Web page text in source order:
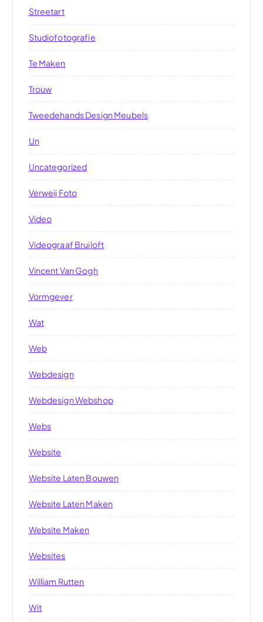
Streetart
Studiofotografie
Te Maken
Trouw
Tweedehands Design Meubels
Un
Uncategorized
Verweij Foto
Video
Videograaf Bruiloft
Vincent Van Gogh
Vormgever
Wat
Web
Webdesign
Webdesign Webshop
Webs
Website
Website Laten Bouwen
Website Laten Maken
Website Maken
Websites
William Rutten
Wit